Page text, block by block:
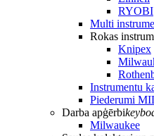
RYOBI
Multi
Rokas
Knipex
Instrumentu
Piederumi
Darba apģērbi
Milwaukee